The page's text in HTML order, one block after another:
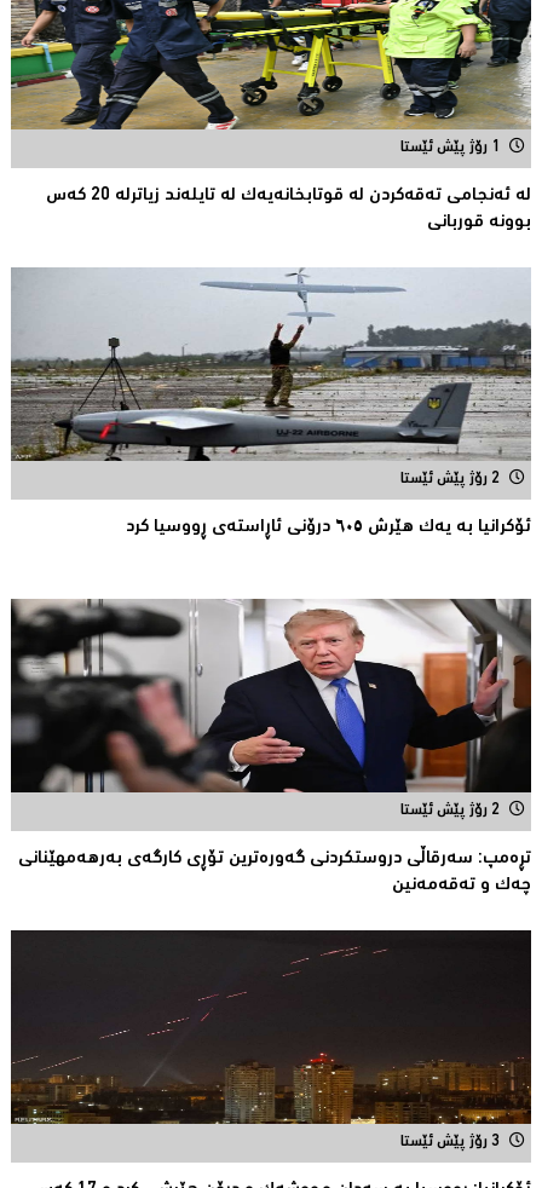
1 رۆژ پێش ئێستا
لە ئەنجامی تەقەكردن لە قوتابخانەیەك لە تایلەند زیاترلە 20 كەس
بوونە قوربانى
2 رۆژ پێش ئێستا
ئۆکرانیا بە یەک هێرش ٦٠٥ درۆنی ئاڕاستەى ڕووسیا کرد
2 رۆژ پێش ئێستا
تڕەمپ: سەرقاڵى دروستکردنی گەورەترین تۆڕى کارگەى بەرهەمهێنانى
چەک و تەقەمەنین
3 رۆژ پێش ئێستا